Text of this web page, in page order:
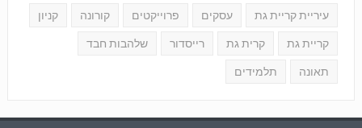
עיריית קריית גת עסקים פרוייקטים קורונה קניון
קריית גת קרית גת רייסדור שלהבות חבד
תאונה תלמידים